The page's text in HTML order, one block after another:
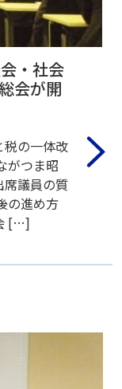
・社会
会が開
税の一体改
がつま昭
席議員の質
の進め方
[…]